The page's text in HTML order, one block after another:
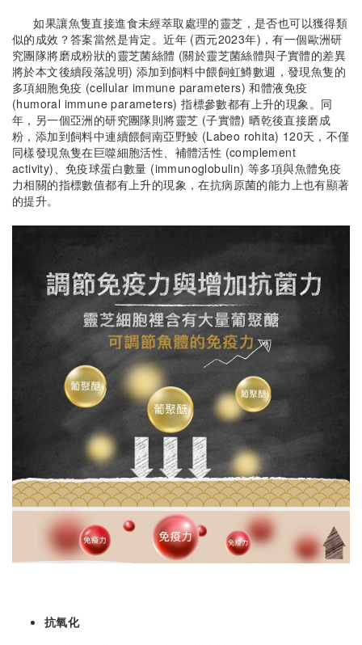
如果讓魚隻直接進食未經萃取處理的靈芝，是否也可以獲得類
似的成效？答案當然是肯定。近年 (西元2023年)，有一個歐洲研
究團隊將磨成粉狀的靈芝菌絲體 (關於靈芝菌絲體與子實體的差異
將於本文後續段落說明) 添加到飼料中餵飼虹鱒數週，發現魚隻的
多項細胞免疫 (cellular immune parameters) 和體液免疫
(humoral immune parameters) 指標參數都有上升的現象。同
年，另一個亞洲的研究團隊則將靈芝 (子實體) 晒乾後直接磨成
粉，添加到飼料中連續餵飼南亞野鯪 (Labeo rohita) 120天，不僅
同樣發現魚隻在巨噬細胞活性、補體活性 (complement
activity)、免疫球蛋白數量 (immunoglobulin) 等多項與魚體免疫
力相關的指標數值都有上升的現象，在抗病原菌的能力上也有顯著
的提升。
抗氧化